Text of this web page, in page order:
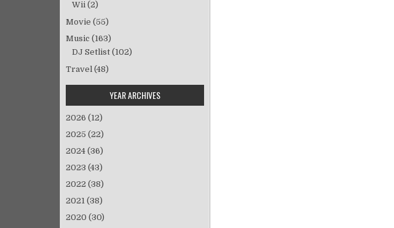
Wii (2)
Movie (55)
Music (163)
DJ Setlist (102)
Travel (48)
YEAR ARCHIVES
2026 (12)
2025 (22)
2024 (36)
2023 (43)
2022 (38)
2021 (38)
2020 (30)